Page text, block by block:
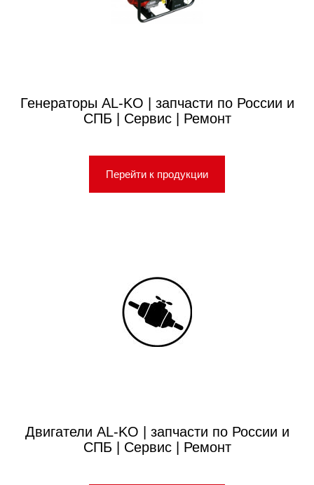
Генераторы AL-KO | запчасти по России и
СПБ | Сервис | Ремонт
Перейти к продукции
Двигатели AL-KO | запчасти по России и
СПБ | Сервис | Ремонт